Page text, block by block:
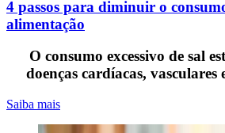
4 passos para diminuir o
alimentação
O consumo excessivo de sal
doenças cardíacas, vasculares
Saiba mais